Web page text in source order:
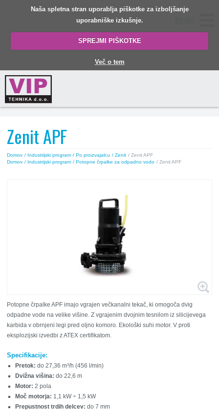
Naša spletna stran uporablja piškotke za izboljšanje
uporabniške izkušnje.
SPREJMI PIŠKOTKE
Več o tem
Zenit APF
Domov / Industrijski program / Po proizvajalcu / Zenit / Zenit APF
Domov / Industrijski program / Potopne črpalke za odpadno vodo / Zenit APF
Potopne črpalke APF imajo vgrajen večkanalni tekač, ki omogoča dvig
odpadne vode na velike višine. Z vgrajenim dvojnim tesnilom iz silicijevega
karbida v obrnjeni legi pred oljno komoro. Ekološki suhi motor. V proti
eksplozijski izvedbi z ATEX certifikatom.
Specifikacije:
Pretok: do 27,36 m³/h (456 l/min)
Dvižna višina: do 22,6 m
Motor: 2 pola
Moč motorja: 1,1 kW ÷ 1,5 kW
Prepustnost trdih delcev: do 7 mm